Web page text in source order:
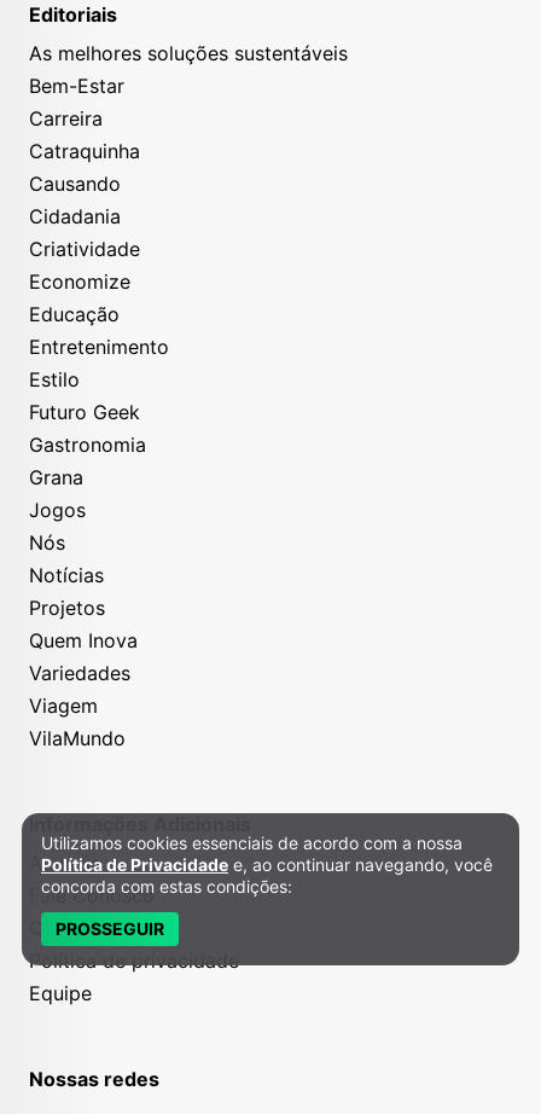
Editoriais
As melhores soluções sustentáveis
Bem-Estar
Carreira
Catraquinha
Causando
Cidadania
Criatividade
Economize
Educação
Entretenimento
Estilo
Futuro Geek
Gastronomia
Grana
Jogos
Nós
Notícias
Projetos
Quem Inova
Variedades
Viagem
VilaMundo
Informações Adicionais
Anuncie
Fale Conosco
Quem somos
Política de privacidade
Equipe
Nossas redes
Política de Privacidade e Cookies
Utilizamos cookies essenciais de acordo com a nossa
Política de Privacidade e, ao continuar navegando, você
concorda com estas condições:
PROSSEGUIR